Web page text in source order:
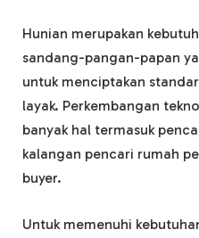
Hunian merupakan
sandang-pangan-papan
untuk menciptakan
layak. Perkembangan
banyak hal termasuk
kalangan pencari rumah
buyer.
Untuk memenuhi